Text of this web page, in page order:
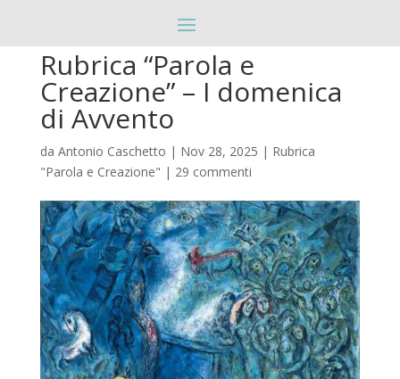
Rubrica “Parola e
Creazione” – I domenica
di Avvento
da Antonio Caschetto | Nov 28, 2025 | Rubrica
"Parola e Creazione" | 29 commenti